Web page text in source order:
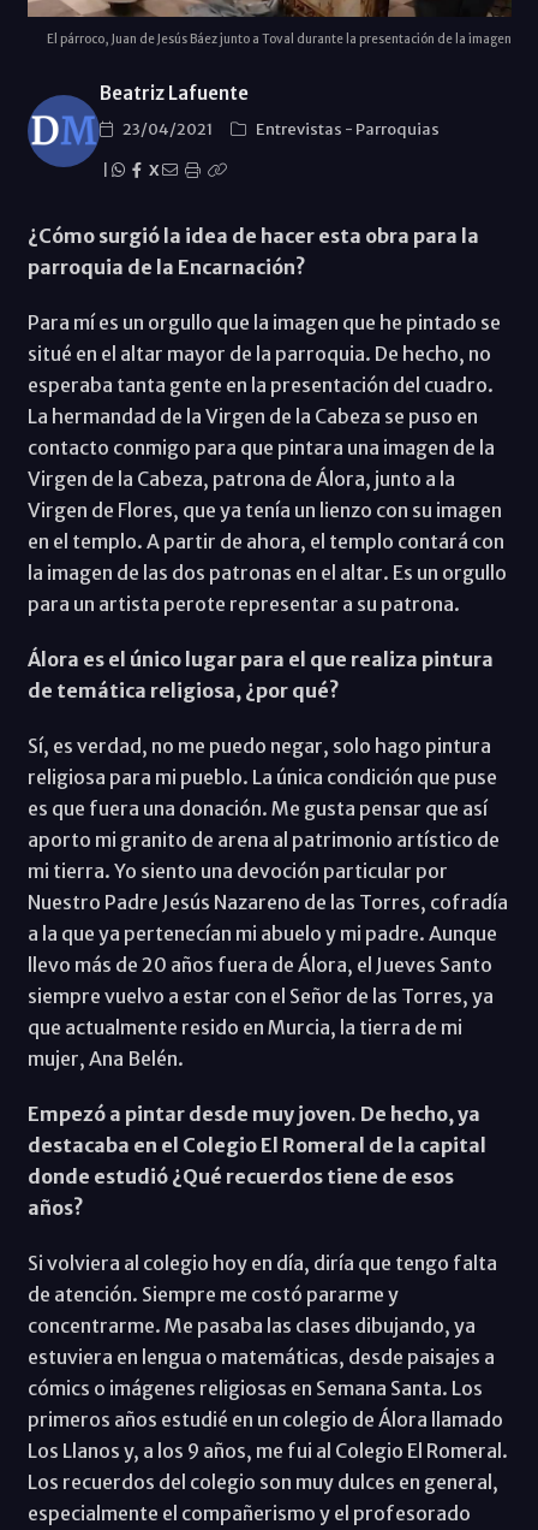
El párroco, Juan de Jesús Báez junto a Toval durante la presentación de la imagen
Beatriz Lafuente
23/04/2021 Entrevistas - Parroquias
X
¿Cómo surgió la idea de hacer esta obra para la
parroquia de la Encarnación?
Para mí es un orgullo que la imagen que he pintado se
situé en el altar mayor de la parroquia. De hecho, no
esperaba tanta gente en la presentación del cuadro.
La hermandad de la Virgen de la Cabeza se puso en
contacto conmigo para que pintara una imagen de la
Virgen de la Cabeza, patrona de Álora, junto a la
Virgen de Flores, que ya tenía un lienzo con su imagen
en el templo. A partir de ahora, el templo contará con
la imagen de las dos patronas en el altar. Es un orgullo
para un artista perote representar a su patrona.
Álora es el único lugar para el que realiza pintura
de temática religiosa, ¿por qué?
Sí, es verdad, no me puedo negar, solo hago pintura
religiosa para mi pueblo. La única condición que puse
es que fuera una donación. Me gusta pensar que así
aporto mi granito de arena al patrimonio artístico de
mi tierra. Yo siento una devoción particular por
Nuestro Padre Jesús Nazareno de las Torres, cofradía
a la que ya pertenecían mi abuelo y mi padre. Aunque
llevo más de 20 años fuera de Álora, el Jueves Santo
siempre vuelvo a estar con el Señor de las Torres, ya
que actualmente resido en Murcia, la tierra de mi
mujer, Ana Belén.
Empezó a pintar desde muy joven. De hecho, ya
destacaba en el Colegio El Romeral de la capital
donde estudió ¿Qué recuerdos tiene de esos
años?
Si volviera al colegio hoy en día, diría que tengo falta
de atención. Siempre me costó pararme y
concentrarme. Me pasaba las clases dibujando, ya
estuviera en lengua o matemáticas, desde paisajes a
cómics o imágenes religiosas en Semana Santa. Los
primeros años estudié en un colegio de Álora llamado
Los Llanos y, a los 9 años, me fui al Colegio El Romeral.
Los recuerdos del colegio son muy dulces en general,
especialmente el compañerismo y el profesorado